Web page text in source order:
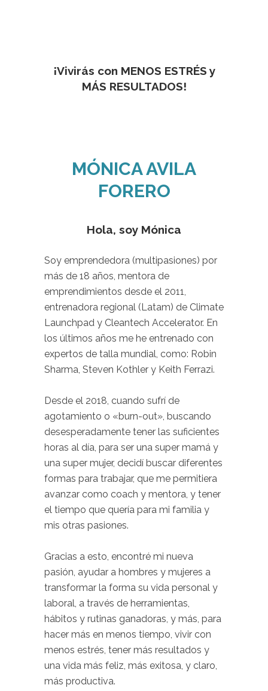
¡Vivirás con MENOS ESTRÉS y
MÁS RESULTADOS!
MÓNICA AVILA
FORERO
Hola, soy Mónica
Soy emprendedora (multipasiones) por
más de 18 años, mentora de
emprendimientos desde el 2011,
entrenadora regional (Latam) de Climate
Launchpad y Cleantech Accelerator. En
los últimos años me he entrenado con
expertos de talla mundial, como: Robin
Sharma, Steven Kothler y Keith Ferrazi.
Desde el 2018, cuando sufrí de
agotamiento o «burn-out», buscando
desesperadamente tener las suficientes
horas al día, para ser una super mamá y
una super mujer, decidí buscar diferentes
formas para trabajar, que me permitiera
avanzar como coach y mentora, y tener
el tiempo que quería para mi familia y
mis otras pasiones.
Gracias a esto, encontré mi nueva
pasión, ayudar a hombres y mujeres a
transformar la forma su vida personal y
laboral, a través de herramientas,
hábitos y rutinas ganadoras, y más, para
hacer más en menos tiempo, vivir con
menos estrés, tener más resultados y
una vida más feliz, más exitosa, y claro,
más productiva.